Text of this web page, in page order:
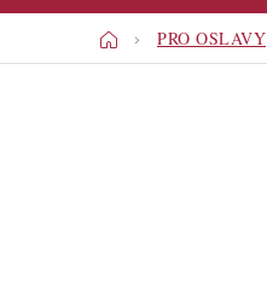
DomůPRO OSLAVY